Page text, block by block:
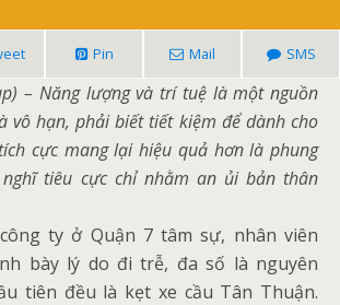
Pin Mail SMS
– Năng lượng và trí tuệ là một nguồn
vô hạn, phải biết tiết kiệm để dành cho
cực mang lại hiệu quả hơn là phung
tiêu cực chỉ nhằm an ủi bản thân
ty ở Quận 7 tâm sự, nhân viên
bày lý do đi trễ, đa số là nguyên
tiên đều là kẹt xe cầu Tân Thuận.